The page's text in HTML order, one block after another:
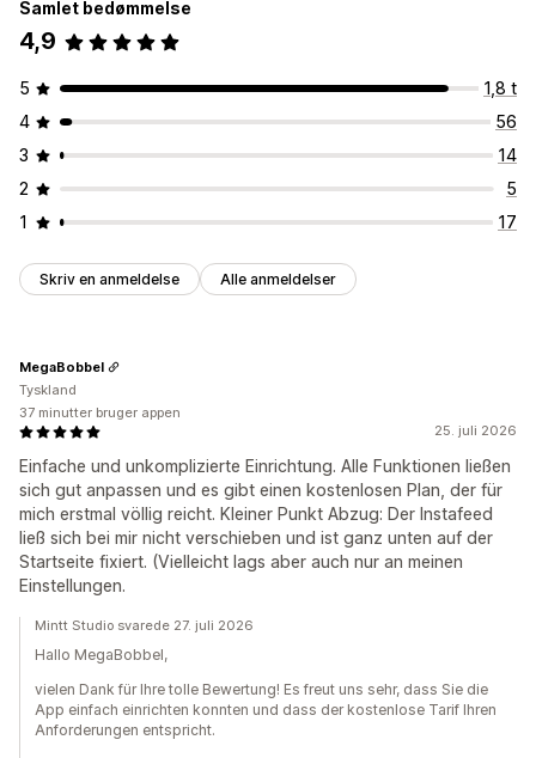
Samlet bedømmelse
4,9
5
1,8 t
4
56
3
14
2
5
1
17
Skriv en anmeldelse Alle anmeldelser
25. juli 2026
Einfache und unkomplizierte Einrichtung. Alle Funktionen ließen
sich gut anpassen und es gibt einen kostenlosen Plan, der für
mich erstmal völlig reicht. Kleiner Punkt Abzug: Der Instafeed
ließ sich bei mir nicht verschieben und ist ganz unten auf der
Startseite fixiert. (Vielleicht lags aber auch nur an meinen
Einstellungen.
MegaBobbel
Tyskland
37 minutter bruger appen
Mintt Studio svarede 27. juli 2026
Hallo MegaBobbel,
vielen Dank für Ihre tolle Bewertung! Es freut uns sehr, dass Sie die
App einfach einrichten konnten und dass der kostenlose Tarif Ihren
Anforderungen entspricht.